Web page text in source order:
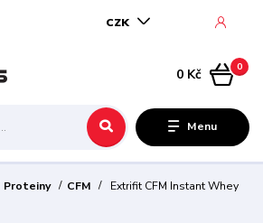
Menu
CZK
0
0 Kč
Proteiny CFM
Extrifit CFM Instant Whey